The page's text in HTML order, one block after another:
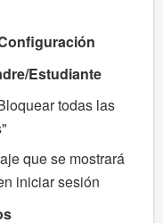
Estudiante
todas las
que se mostrará
iniciar sesión